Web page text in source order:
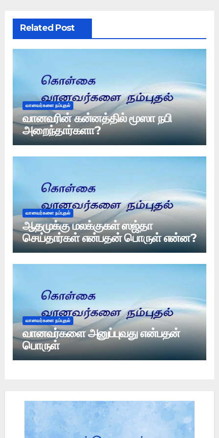
Related Post
வானவர்களை நம்புதல்
வானவரின் கன்னத்தில் மூஸா நபி
அறைந்தார்களா?
வானவர்களை நம்புதல்
ஆதமுக்கு மலக்குகள் ஸஜ்தா
செய்தார்கள் என்பதன் பொருள் என்ன?
வானவர்களை நம்புதல்
வானவர்களை அனுப்புவது என்பதன்
பொருள்